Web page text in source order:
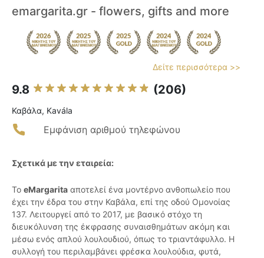
emargarita.gr - flowers, gifts and more
Δείτε περισσότερα >>
9.8 (206)
Καβάλα, Kavála
Εμφάνιση αριθμού τηλεφώνου
Σχετικά με την εταιρεία:
Το eMargarita αποτελεί ένα μοντέρνο ανθοπωλείο που
έχει την έδρα του στην Καβάλα, επί της οδού Ομονοίας
137. Λειτουργεί από το 2017, με βασικό στόχο τη
διευκόλυνση της έκφρασης συναισθημάτων ακόμη και
μέσω ενός απλού λουλουδιού, όπως το τριαντάφυλλο. Η
συλλογή του περιλαμβάνει φρέσκα λουλούδια, φυτά,